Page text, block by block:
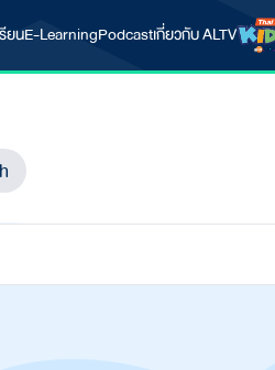
ยนE-LearningPodcastเกี่ยวกับ ALTV